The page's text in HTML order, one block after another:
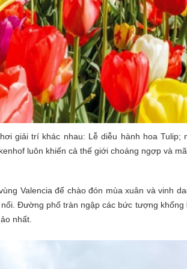
giải trí khác nhau: Lễ diễu hành hoa
luôn khiến cả thế giới choáng ngợp và
Valencia để chào đón mùa xuân và vinh
Đường phố tràn ngập các bức tượng
nhất.